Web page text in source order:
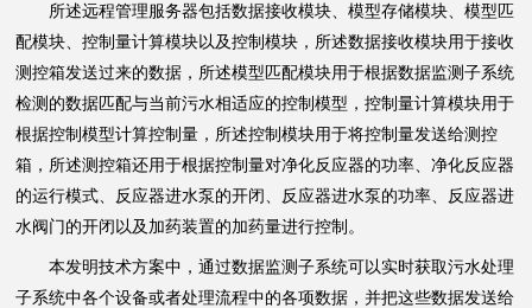
所述远程管理服务器包括数据接收模块、模型存储模块、模型匹
配模块、控制量计算模块以及控制模块，所述数据接收模块用于接收
测控箱发送过来的数据，所述模型匹配模块用于根据数据监测子系统
检测的数据匹配与当前污水相适应的控制模型，控制量计算模块用于
根据控制模型计算控制量，所述控制模块用于将控制量发送给测控
箱，所述测控箱还用于根据控制量对净化反应器的功率、净化反应器
的运行模式、反应器进水泵的开闭、反应器进水泵的功率、反应器进
水阀门的开闭以及加药装置的加药量进行控制。
本发明技术方案中，通过数据监测子系统可以实时获取污水处理
子系统中各个设备或者处理流程中的各项数据，并把这些数据发送给